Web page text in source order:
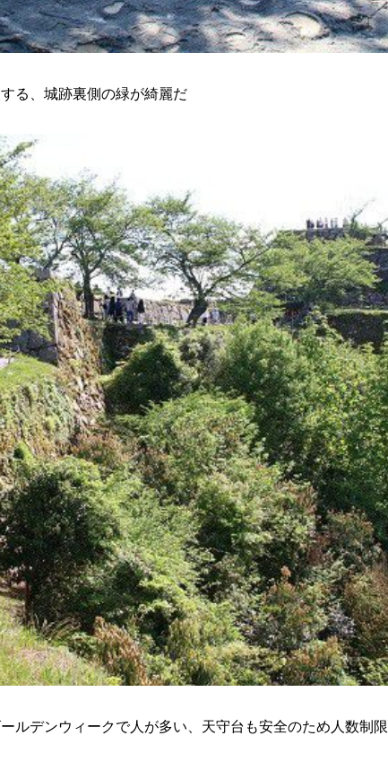
る、城跡裏側の緑が綺麗だ
ルデンウィークで人が多い、天守台も安全のため人数制限